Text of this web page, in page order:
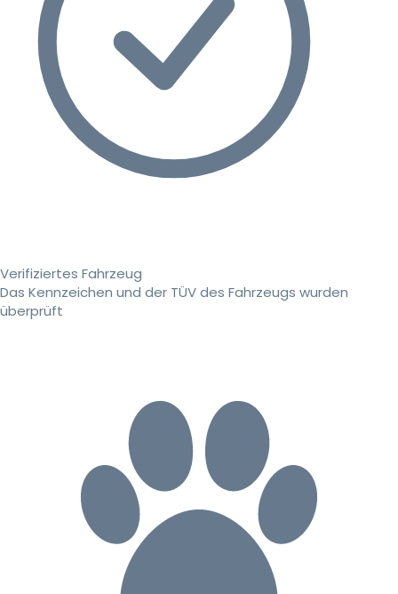
Verifiziertes Fahrzeug
Das Kennzeichen und der TÜV des Fahrzeugs wurden
überprüft